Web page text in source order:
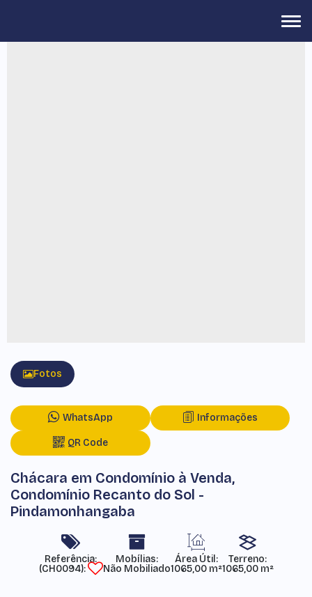
Fotos
WhatsApp Informações
QR Code
Chácara em Condomínio à Venda,
Condomínio Recanto do Sol -
Pindamonhangaba
Referência:
(CH0094)
Mobílias:
Não Mobiliado
Área Útil:
1065,00 m²
Terreno:
1065,00 m²